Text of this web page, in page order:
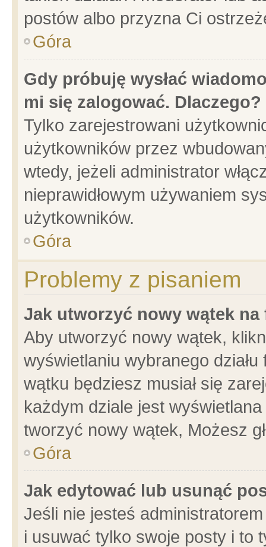
postów albo przyzna Ci
Góra
Gdy próbuję wysłać
mi się zalogować. Dlaczego?
Tylko zarejestrowani
użytkowników przez
wtedy, jeżeli administrator
nieprawidłowym używaniem
użytkowników.
Góra
Problemy z pisaniem
Jak utworzyć nowy wątek na
Aby utworzyć nowy wątek,
wyświetlaniu wybranego
wątku będziesz musiał się
każdym dziale jest
tworzyć nowy wątek, Możesz
Góra
Jak edytować lub usunąć
Jeśli nie jesteś
i usuwać tylko swoje posty i to